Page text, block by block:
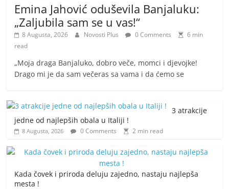
Emina Jahović oduševila Banjaluku:
„Zaljubila sam se u vas!“
8 Augusta, 2026 Novosti Plus 0 Comments
6 min
read
„Moja draga Banjaluko, dobro veče, momci i djevojke!
Drago mi je da sam večeras sa vama i da ćemo se
3 atrakcije
jedne od najlepših obala u Italiji !
8 Augusta, 2026 0 Comments 2 min read
Kada čovek i priroda deluju zajedno, nastaju najlepša
mesta !